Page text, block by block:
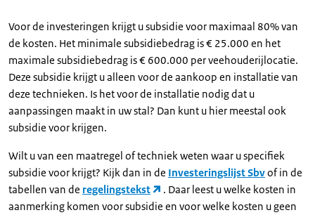
Voor de investeringen krijgt u subsidie voor maximaal 80% van
de kosten. Het minimale subsidiebedrag is € 25.000 en het
maximale subsidiebedrag is € 600.000 per veehouderijlocatie.
Deze subsidie krijgt u alleen voor de aankoop en installatie van
deze technieken. Is het voor de installatie nodig dat u
aanpassingen maakt in uw stal? Dan kunt u hier meestal ook
subsidie voor krijgen.
Wilt u van een maatregel of techniek weten waar u specifiek
subsidie voor krijgt? Kijk dan in de Investeringslijst Sbvof in de
tabellen van de regelingstekst
. Daar leest u welke kosten in
aanmerking komen voor subsidie en voor welke kosten u geen